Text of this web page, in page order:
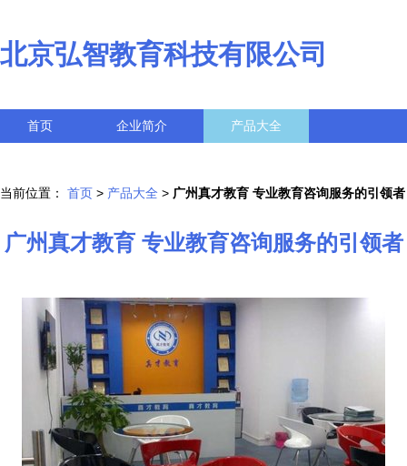
北京弘智教育科技有限公司
首页 企业简介 产品大全
当前位置： 首页 > 产品大全 > 广州真才教育 专业教育咨询服务的引领者
广州真才教育 专业教育咨询服务的引领者